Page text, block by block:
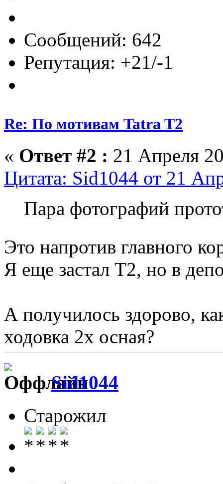
Сообщений: 642
Репутация: +21/-1
Re: По мотивам Tatra T2
« Ответ #2 : 21 Апреля
Цитата: Sid1044 от 21
Пара фотографий
Это напротив главного
Я еще застал Т2, но в
А получилось здорово,
ходовка 2х осная?
Sid1044
Старожил